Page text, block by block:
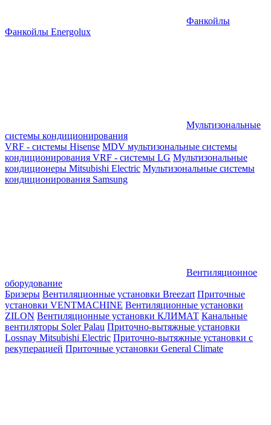
Фанкойлы
Фанкойлы Energolux
Мультизональные
системы кондиционирования
VRF - системы Hisense MDV мультизональные системы
кондиционирования VRF - системы LG Мультизональные
кондиционеры Mitsubishi Electric Мультизональные системы
кондиционирования Samsung
Вентиляционное
оборудование
Бризеры Вентиляционные установки Breezart Приточные
установки VENTMACHINE Вентиляционные установки
ZILON Вентиляционные установки КЛИМАТ Канальные
вентиляторы Soler Palau Приточно-вытяжные установки
Lossnay Mitsubishi Electric Приточно-вытяжные установки с
рекуперацией Приточные установки General Climate